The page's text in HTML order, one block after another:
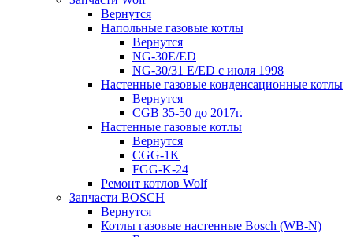
Вернутся
Напольные газовые котлы
Вернутся
NG-30E/ED
NG-30/31 E/ED с июля 1998
Настенные газовые конденсационные котлы
Вернутся
CGB 35-50 до 2017г.
Настенные газовые котлы
Вернутся
CGG-1K
FGG-K-24
Ремонт котлов Wolf
Запчасти BOSCH
Вернутся
Котлы газовые настенные Bosch (WB-N)